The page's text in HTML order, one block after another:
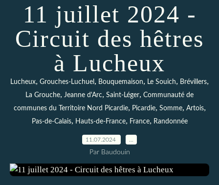
11 juillet 2024 -
Circuit des hêtres
à Lucheux
Lucheux, Grouches-Luchuel , Bouquemaison, Le Souich, Brévillers,
La Grouche, Jeanne d'Arc, Saint-Léger, Communauté de
communes du Territoire Nord Picardie, Picardie, Somme, Artois,
Pas-de-Calais, Hauts-de-France, France, Randonnée
11.07.2024
Par Baudouin